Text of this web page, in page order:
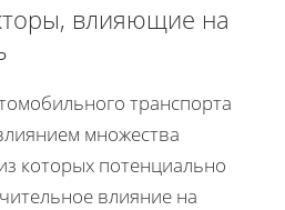
влияющие на
транспорта
множества
которых потенциально
влияние на